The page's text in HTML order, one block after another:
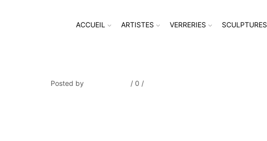
ACCUEIL ARTISTES VERRERIES SCULPTURES
Posted by / 0 /